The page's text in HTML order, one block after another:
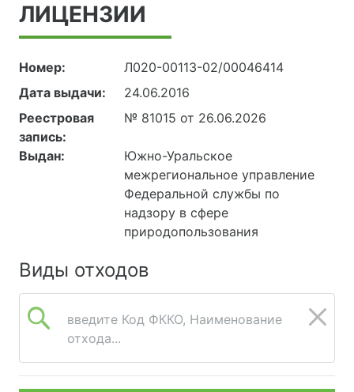
ЛИЦЕНЗИИ
Номер:
Л020-00113-02/00046414
Дата выдачи:
24.06.2016
Реестровая
запись:
№ 81015 от 26.06.2026
Выдан:
Южно-Уральское
межрегиональное управление
Федеральной службы по
надзору в сфере
природопользования
Виды отходов
введите Код ФККО, Наименование
отхода...